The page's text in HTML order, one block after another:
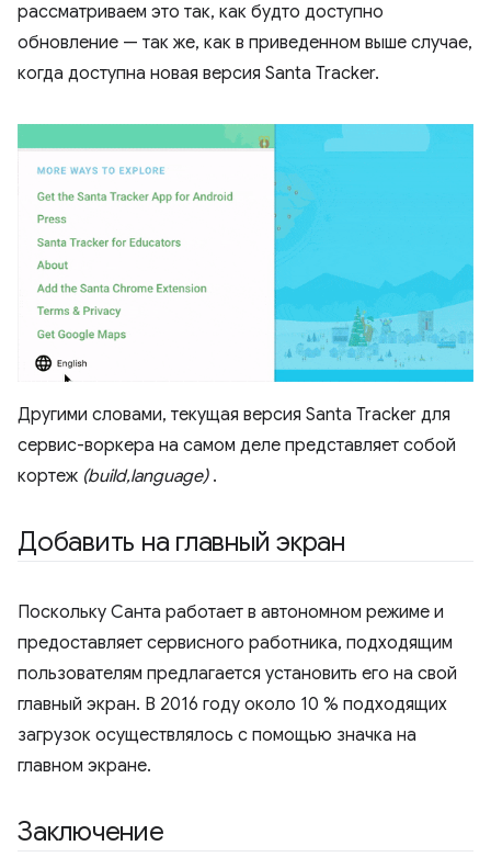
рассматриваем это так, как будто доступно
обновление — так же, как в приведенном выше случае,
когда доступна новая версия Santa Tracker.
Другими словами, текущая версия Santa Tracker для
сервис-воркера на самом деле представляет собой
кортеж (build,language).
Добавить на главный экран
Поскольку Санта работает в автономном режиме и
предоставляет сервисного работника, подходящим
пользователям предлагается установить его на свой
главный экран. В 2016 году около 10 % подходящих
загрузок осуществлялось с помощью значка на
главном экране.
Заключение